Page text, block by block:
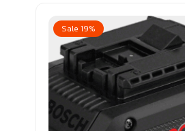
Sale 19%